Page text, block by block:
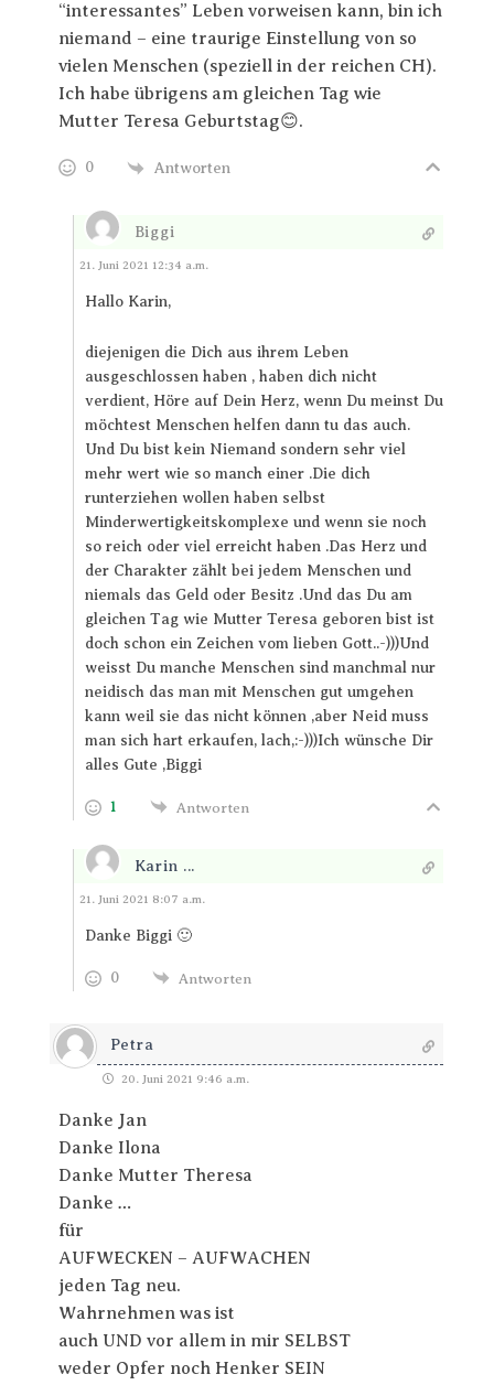
“interessantes” Leben vorweisen kann, bin ich
niemand – eine traurige Einstellung von so
vielen Menschen (speziell in der reichen CH).
Ich habe übrigens am gleichen Tag wie
Mutter Teresa Geburtstag😊.
0 Antworten
Biggi
Antworten
21. Juni 2021 12:34 a.m.
Hallo Karin,
diejenigen die Dich aus ihrem Leben
ausgeschlossen haben , haben dich nicht
verdient, Höre auf Dein Herz, wenn Du meinst Du
möchtest Menschen helfen dann tu das auch.
Und Du bist kein Niemand sondern sehr viel
mehr wert wie so manch einer .Die dich
runterziehen wollen haben selbst
Minderwertigkeitskomplexe und wenn sie noch
so reich oder viel erreicht haben .Das Herz und
der Charakter zählt bei jedem Menschen und
niemals das Geld oder Besitz .Und das Du am
gleichen Tag wie Mutter Teresa geboren bist ist
doch schon ein Zeichen vom lieben Gott..-)))Und
weisst Du manche Menschen sind manchmal nur
neidisch das man mit Menschen gut umgehen
kann weil sie das nicht können ,aber Neid muss
man sich hart erkaufen, lach,:-)))Ich wünsche Dir
alles Gute ,Biggi
1 Antworten
Karin ...
Antworten
21. Juni 2021 8:07 a.m.
Danke Biggi 🙂
0 Antworten
Petra
20. Juni 2021 9:46 a.m.
Danke Jan
Danke Ilona
Danke Mutter Theresa
Danke …
für
AUFWECKEN – AUFWACHEN
jeden Tag neu.
Wahrnehmen was ist
auch UND vor allem in mir SELBST
weder Opfer noch Henker SEIN